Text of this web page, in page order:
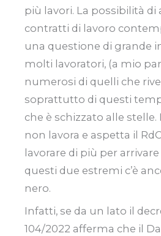
più lavori. La possibilità di
contratti di lavoro
una questione di grande
molti lavoratori, (a mio
numerosi di quelli che
soprattutto di questi
che è schizzato alle stelle.
non lavora e aspetta il
lavorare di più per
questi due estremi c’è
nero.
Infatti, se da un lato il
104/2022 afferma che il